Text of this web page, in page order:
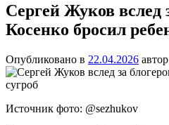
Сергей Жуков вслед
Косенко бросил
Опубликовано в 22.04.2026
Источник фото: @sezhukov